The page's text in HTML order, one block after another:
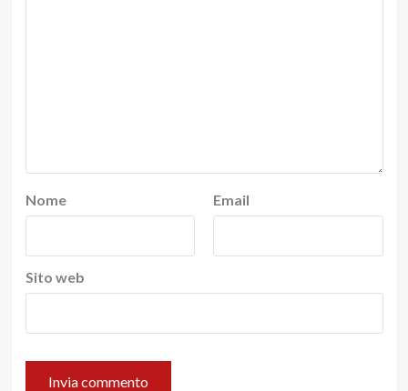
Nome Email
Sito web